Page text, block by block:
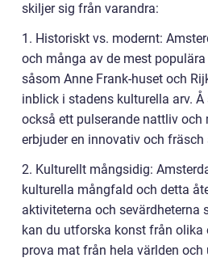
skiljer sig från varandra:
1. Historiskt vs. modernt:
och många av de mest
såsom Anne Frank-huset och
inblick i stadens kulturella arv.
också ett pulserande nattliv och
erbjuder en innovativ och fräsch
2. Kulturellt mångsidig:
kulturella mångfald och detta
aktiviteterna och sevärdheterna
kan du utforska konst från olika
prova mat från hela världen